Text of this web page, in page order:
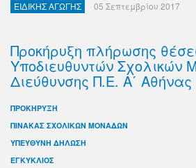
ΕΙΔΙΚΗΣ ΑΓΩΓΗΣ 05 Σεπτεμβρίου 2017
Προκήρυξη πλήρωσης
Υποδιευθυντών Σχολικών
Διεύθυνσης Π.Ε. Α΄ Αθήνας
ΠΡΟΚΗΡΥΞΗ
ΠΙΝΑΚΑΣ ΣΧΟΛΙΚΩΝ ΜΟΝΑΔΩΝ
ΥΠΕΥΘΥΝΗ ΔΗΛΩΣΗ
ΕΓΚΥΚΛΙΟΣ